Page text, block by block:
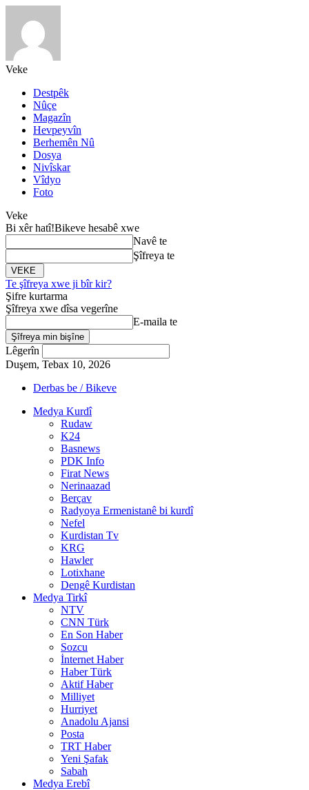
Veke
Destpêk
Nûçe
Magazîn
Hevpeyvîn
Berhemên Nû
Dosya
Nivîskar
Vîdyo
Foto
Veke
Bi xêr hatî!Bikeve hesabê xwe
Navê te
Şîfreya te
Te şîfreya xwe ji bîr kir?
Şifre kurtarma
Şîfreya xwe dîsa vegerîne
E-maila te
Lêgerîn
Duşem, Tebax 10, 2026
Derbas be / Bikeve
Medya Kurdî
Rudaw
K24
Basnews
PDK Info
Firat News
Nerinaazad
Berçav
Radyoya Ermenistanê bi kurdî
Nefel
Kurdistan Tv
KRG
Hawler
Lotixhane
Dengê Kurdistan
Medya Tirkî
NTV
CNN Türk
En Son Haber
Sozcu
İnternet Haber
Haber Türk
Aktif Haber
Milliyet
Hurriyet
Anadolu Ajansi
Posta
TRT Haber
Yeni Şafak
Sabah
Medya Erebî